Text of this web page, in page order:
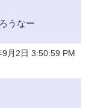
うなー
9月2日 3:50:59 PM